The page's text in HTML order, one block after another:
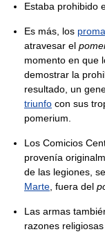
Estaba prohibido
Es más, los
atravesar el
momento en que
demostrar la
resultado, un
triunfo con sus
pomerium.
Los Comicios
provenía
de las legiones,
Marte , fuera del
Las armas
razones